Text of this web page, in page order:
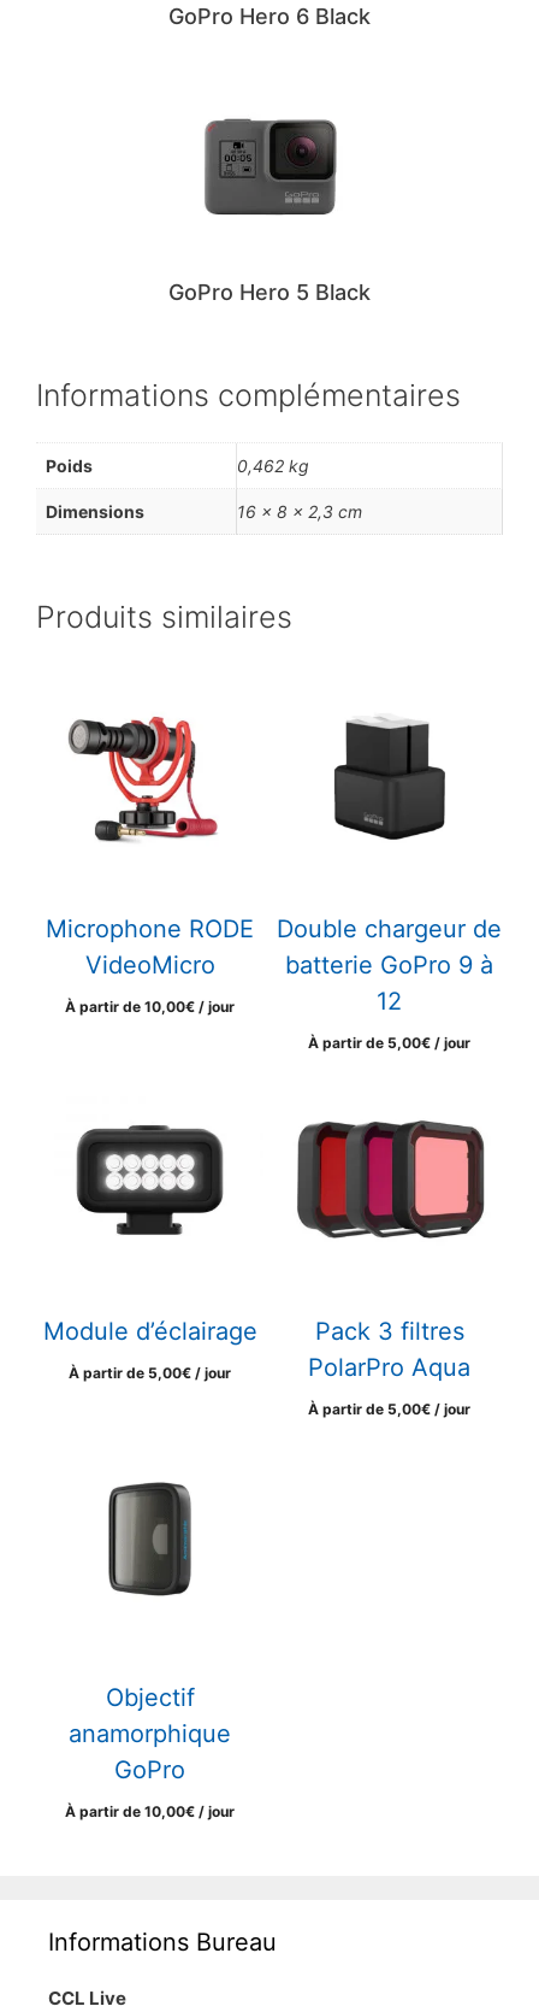
GoPro Hero 6 Black
GoPro Hero 5 Black
Informations complémentaires
Poids 0,462 kg
Dimensions 16 × 8 × 2,3 cm
Produits similaires
Microphone RODE
VideoMicro
À partir de 10,00€ / jour
Double chargeur de
batterie GoPro 9 à
12
À partir de 5,00€ / jour
Module d’éclairage
À partir de 5,00€ / jour
Pack 3 filtres
PolarPro Aqua
À partir de 5,00€ / jour
Objectif
anamorphique
GoPro
À partir de 10,00€ / jour
Informations Bureau
CCL Live